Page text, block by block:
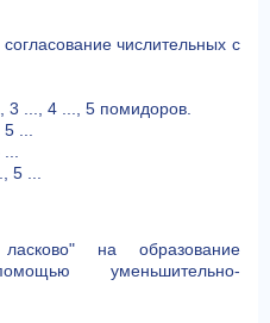
числительных с
..., 4 ..., 5 помидоров.
...
5 ...
на образование
уменьшительно-